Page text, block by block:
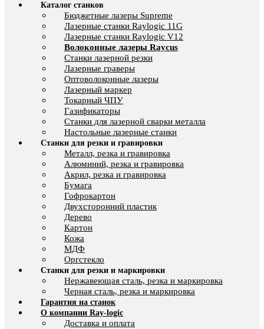
Каталог станков
Бюджетные лазеры Supreme
Лазерные станки Raylogic 11G
Лазерные станки Raylogic V12
Волоконные лазеры Raycus
Станки лазерной резки
Лазерные граверы
Оптоволоконные лазеры
Лазерный маркер
Токарный ЧПУ
Газификаторы
Cтанки для лазерной сварки металла
Настольные лазерные станки
Станки для резки и гравировки
Металл, резка и гравировка
Алюминий, резка и гравировка
Акрил, резка и гравировка
Бумага
Гофрокартон
Двухсторонний пластик
Дерево
Картон
Кожа
МДФ
Оргстекло
Станки для резки и маркировки
Нержавеющая сталь, резка и маркировка
Черная сталь, резка и маркировка
Гарантия на станок
О компании Ray-logic
Доставка и оплата